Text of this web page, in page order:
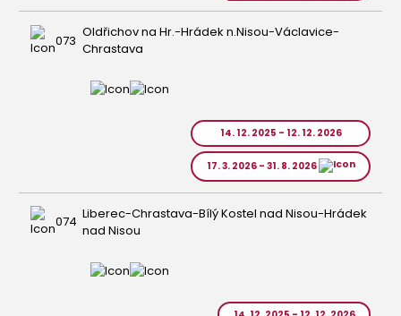
073 Oldřichov na Hr.-Hrádek n.Nisou-Václavice-
Chrastava
14. 12. 2025 - 12. 12. 2026
17. 3. 2026 - 31. 8. 2026
074 Liberec-Chrastava-Bílý Kostel nad Nisou-Hrádek
nad Nisou